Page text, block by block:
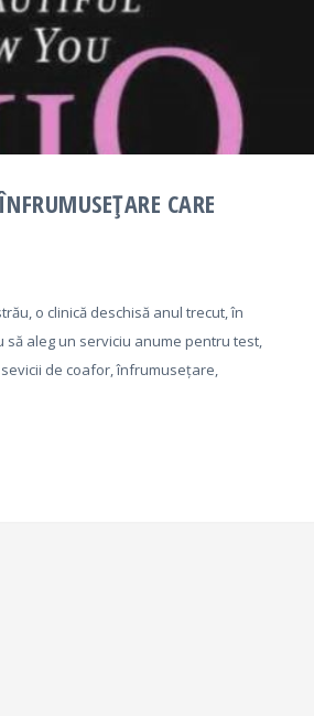
CARE
o clinică deschisă anul trecut, în
aleg un serviciu anume pentru test,
de coafor, înfrumusețare,